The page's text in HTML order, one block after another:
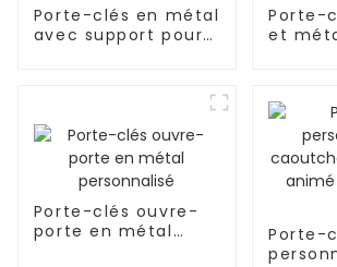
Porte-clés en métal
avec support pour
Porte-
et
Porte-clés ouvre-
porte en métal
Porte-